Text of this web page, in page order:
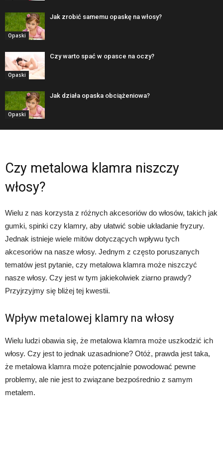
Opaski
Jak zrobić samemu opaskę na włosy?
Opaski
Czy warto spać w opasce na oczy?
Opaski
Jak działa opaska obciążeniowa?
Czy metalowa klamra niszczy
włosy?
Wielu z nas korzysta z różnych akcesoriów do włosów, takich jak
gumki, spinki czy klamry, aby ułatwić sobie układanie fryzury.
Jednak istnieje wiele mitów dotyczących wpływu tych
akcesoriów na nasze włosy. Jednym z często poruszanych
tematów jest pytanie, czy metalowa klamra może niszczyć
nasze włosy. Czy jest w tym jakiekolwiek ziarno prawdy?
Przyjrzyjmy się bliżej tej kwestii.
Wpływ metalowej klamry na włosy
Wielu ludzi obawia się, że metalowa klamra może uszkodzić ich
włosy. Czy jest to jednak uzasadnione? Otóż, prawda jest taka,
że metalowa klamra może potencjalnie powodować pewne
problemy, ale nie jest to związane bezpośrednio z samym
metalem.